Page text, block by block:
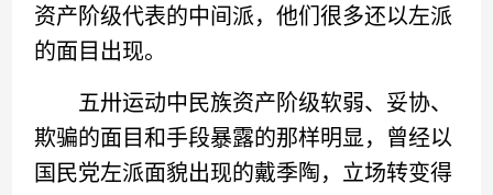
资产阶级代表的中间派，他们很多还以左派
的面目出现。
五卅运动中民族资产阶级软弱、妥协、
欺骗的面目和手段暴露的那样明显，曾经以
国民党左派面貌出现的戴季陶，立场转变得